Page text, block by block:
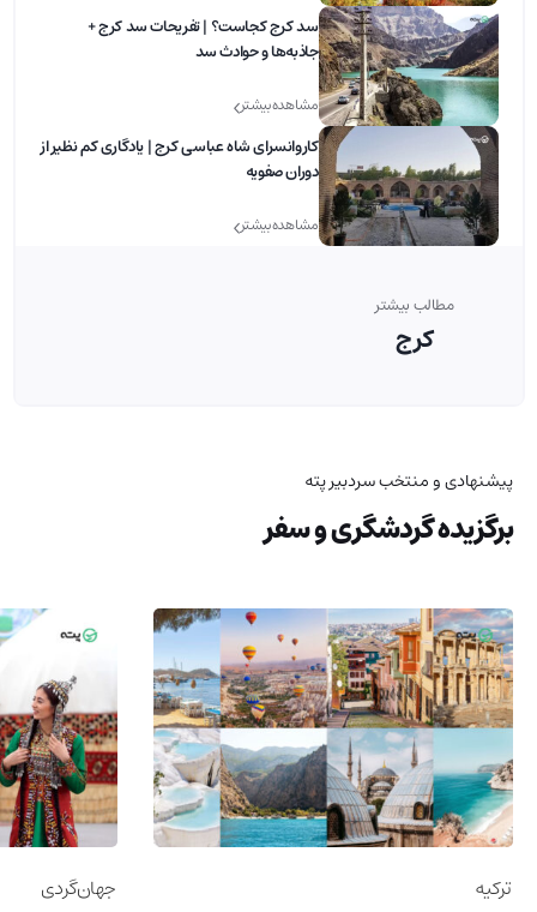
سد کرج کجاست؟ | تفریحات سد کرج +
جاذبه‌ها و حوادث سد
مشاهده بیشتر
کاروانسرای شاه عباسی کرج | یادگاری کم نظیر از
دوران صفویه
مشاهده بیشتر
مطالب بیشتر
کرج
پیشنهادی و منتخب سردبیر پته
برگزیده گردشگری و سفر
ترکیه جهان‌گردی